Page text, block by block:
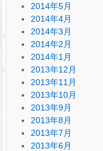
2014年5月
2014年4月
2014年3月
2014年2月
2014年1月
2013年12月
2013年11月
2013年10月
2013年9月
2013年8月
2013年7月
2013年6月